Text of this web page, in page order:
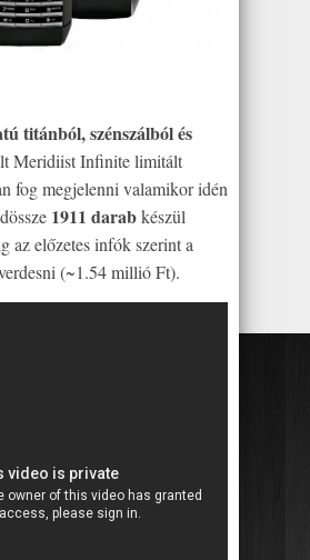
titánból, szénszálból és
Meridiist Infinite limitált
fog megjelenni valamikor idén
1911 darabkészül
az előzetes infók szerint a
(~1.54 millió Ft).